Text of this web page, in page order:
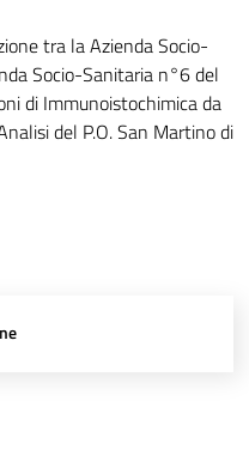
tra la Azienda Socio-
Socio-Sanitaria n°6 del
di Immunoistochimica da
del P.O. San Martino di